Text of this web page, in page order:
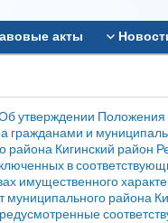
акты
утверждении Положения
гражданами и
района Кигинский
в
имущественного
муниципального района